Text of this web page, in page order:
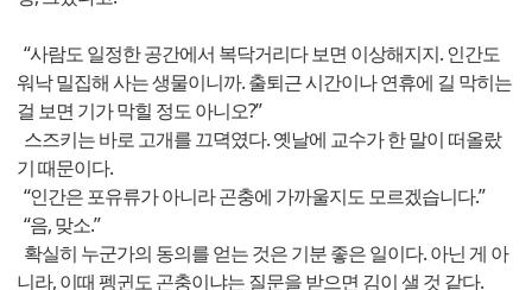
“사람도 일정한 공간에서 복닥거리다 보면 이상해지지. 인간도
워낙 밀집해 사는 생물이니까. 출퇴근 시간이나 연휴에 길 막히는
걸 보면 기가 막힐 정도 아니오?”
스즈키는 바로 고개를 끄뎍였다. 옛날에 교수가 한 말이 떠올랐
기 때문이다.
“인간은 포유류가 아니라 곤충에 가까울지도 모르겠습니다.”
“음, 맞소.”
확실히 누군가의 동의를 얻는 것은 기분 좋은 일이다. 아닌 게 아
니라, 이때 펭귄도 곤충이냐는 질문을 받으면 김이 샐 것 같다.